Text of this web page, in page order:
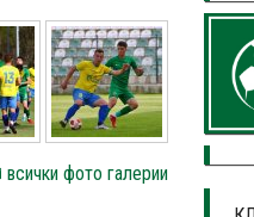
всички фото галерии